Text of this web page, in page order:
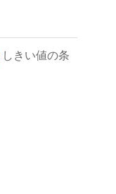
しきい値の条